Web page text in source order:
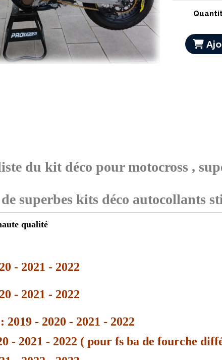
du kit déco pour motocross ,
superbes kits déco autocollants
qualité
- 2021 - 2022
- 2021 - 2022
- 2020 - 2021 - 2022
- 2021 - 2022 ( pour fs ba de fourche